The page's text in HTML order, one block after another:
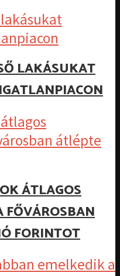
LAKÁSUKAT
ÁTLAGOS
FŐVÁROSBAN
FORINTOT